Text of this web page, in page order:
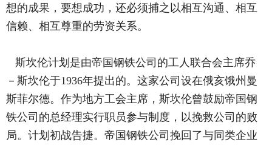
想的成果，要想成功，还必须捕之以相互沟通、相互
信赖、相互尊重的劳资关系。
斯坎伦计划是由帝国钢铁公司的工人联合会主席乔
－斯坎伦于1936年提出的。这家公司设在俄亥饿州曼
斯菲尔德。作为地方工会主席，斯坎伦曾鼓励帝国钢
铁公司的总经理实行职员参与制度，以挽救公司的败
局。计划初战告捷。帝国钢铁公司挽回了与同类企业